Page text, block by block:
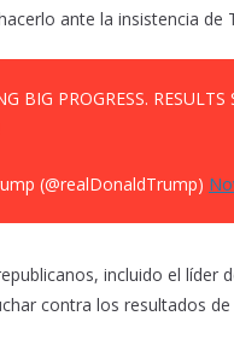
ante la insistencia
BIG PROGRESS.
(@realDonaldTrump)
incluido el líder
contra los resultados de